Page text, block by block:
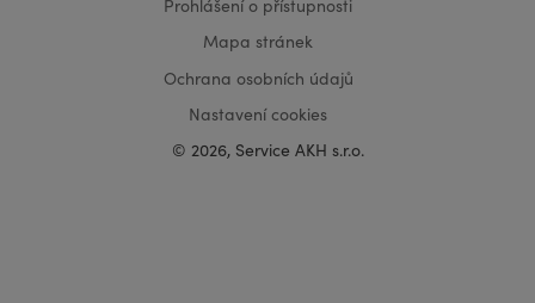
Prohlášení o přístupnosti
Mapa stránek
Ochrana osobních údajů
Nastavení cookies
© 2026, Service AKH s.r.o.